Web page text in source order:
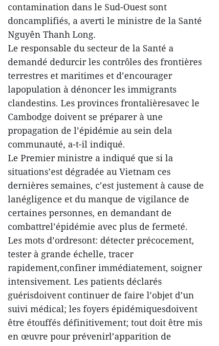
contamination dans le Sud-Ouest sont
doncamplifiés, a averti le ministre de la Santé
Nguyên Thanh Long.
Le responsable du secteur de la Santé a
demandé dedurcir les contrôles des frontières
terrestres et maritimes et d’encourager
lapopulation à dénoncer les immigrants
clandestins. Les provinces frontalièresavec le
Cambodge doivent se préparer à une
propagation de l’épidémie au sein dela
communauté, a-t-il indiqué.
Le Premier ministre a indiqué que si la
situations’est dégradée au Vietnam ces
dernières semaines, c’est justement à cause de
lanégligence et du manque de vigilance de
certaines personnes, en demandant de
combattrel’épidémie avec plus de fermeté.
Les mots d’ordresont: détecter précocement,
tester à grande échelle, tracer
rapidement,confiner immédiatement, soigner
intensivement. Les patients déclarés
guérisdoivent continuer de faire l’objet d’un
suivi médical; les foyers épidémiquesdoivent
être étouffés définitivement; tout doit être mis
en œuvre pour prévenirl’apparition de